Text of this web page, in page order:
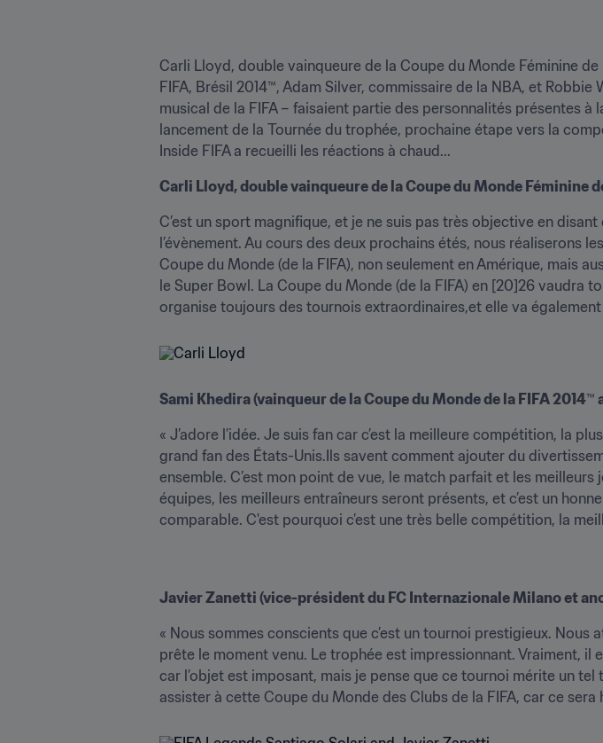
Carli Lloyd, double vainqueure de la Coupe du Monde Féminine
FIFA, Brésil 2014™, Adam Silver, commissaire de la NBA, et
musical de la FIFA – faisaient partie des personnalités présentes
lancement de la Tournée du trophée, prochaine étape vers la
Inside FIFA a recueilli les réactions à chaud...
Carli Lloyd, double vainqueure de la Coupe du Monde Féminine
C’est un sport magnifique, et je ne suis pas très objective en
l’évènement. Au cours des deux prochains étés, nous réaliserons
Coupe du Monde (de la FIFA), non seulement en Amérique, mais
le Super Bowl. La Coupe du Monde (de la FIFA) en [20]26 vaudra
organise toujours des tournois extraordinaires,et elle va
Sami Khedira (vainqueur de la Coupe du Monde de la FIFA 2014™
« J’adore l’idée. Je suis fan car c’est la meilleure compétition, la
grand fan des États-Unis.Ils savent comment ajouter du
ensemble. C’est mon point de vue, le match parfait et les
équipes, les meilleurs entraîneurs seront présents, et c’est un
comparable. C'est pourquoi c’est une très belle compétition, la
Javier Zanetti (vice-président du FC Internazionale Milano et
« Nous sommes conscients que c’est un tournoi prestigieux.
prête le moment venu. Le trophée est impressionnant. Vraiment,
car l’objet est imposant, mais je pense que ce tournoi mérite un
assister à cette Coupe du Monde des Clubs de la FIFA, car ce sera